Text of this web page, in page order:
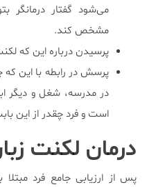
می‌شود گفتار درمانگر
مشخص کند.
پرسیدن درباره این که
پرسش در رابطه با این که
در مدرسه، شغل و دیگر
است و فرد چقدر از این
درمان لکنت
پس از ارزیابی جامع فرد